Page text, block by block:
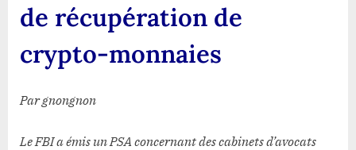
des
de
de récupération de
crypto-monnaies
Par gnongnon
Le FBI a émis un PSA concernant des cabinets d’avocats